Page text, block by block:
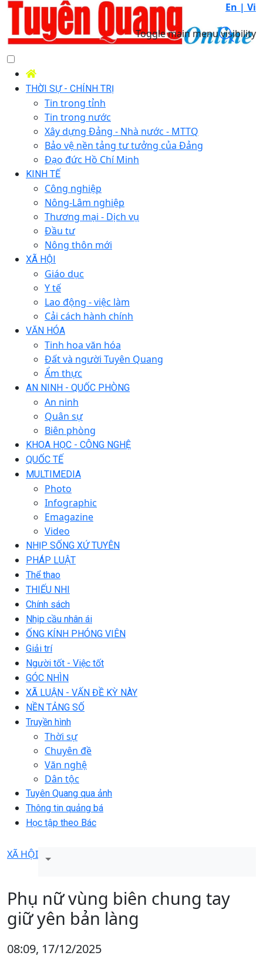
En | Vi
Toggle main menu visibility
THỜI SỰ - CHÍNH TRỊ
Tin trong tỉnh
Tin trong nước
Xây dựng Đảng - Nhà nước - MTTQ
Bảo vệ nền tảng tư tưởng của Đảng
Đạo đức Hồ Chí Minh
KINH TẾ
Công nghiệp
Nông-Lâm nghiệp
Thương mại - Dịch vụ
Đầu tư
Nông thôn mới
XÃ HỘI
Giáo dục
Y tế
Lao động - việc làm
Cải cách hành chính
VĂN HÓA
Tinh hoa văn hóa
Đất và người Tuyên Quang
Ẩm thực
AN NINH - QUỐC PHÒNG
An ninh
Quân sự
Biên phòng
KHOA HỌC - CÔNG NGHỆ
QUỐC TẾ
MULTIMEDIA
Photo
Infographic
Emagazine
Video
NHỊP SỐNG XỨ TUYÊN
PHÁP LUẬT
Thể thao
THIẾU NHI
Chính sách
Nhịp cầu nhân ái
ỐNG KÍNH PHÓNG VIÊN
Giải trí
Người tốt - Việc tốt
GÓC NHÌN
XÃ LUẬN - VẤN ĐỀ KỲ NÀY
NỀN TẢNG SỐ
Truyền hình
Thời sự
Chuyên đề
Văn nghệ
Dân tộc
Tuyên Quang qua ảnh
Thông tin quảng bá
Học tập theo Bác
XÃ HỘI
Phụ nữ vùng biên chung tay
giữ yên bản làng
08:09, 17/12/2025